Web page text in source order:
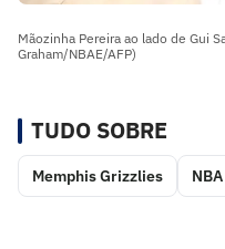
Mãozinha Pereira ao lado de Gui
Graham/NBAE/AFP)
TUDO SOBRE
Memphis Grizzlies NBA